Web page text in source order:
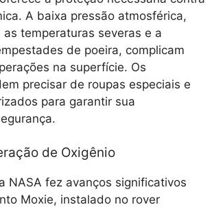
A baixa pressão atmosférica,
temperaturas severas e a
de poeira, complicam
na superfície. Os
precisar de roupas especiais e
para garantir sua
de Oxigênio
NASA fez avanços significativos
Moxie, instalado no rover